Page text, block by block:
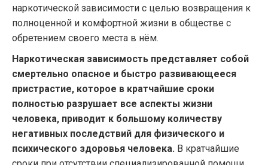
наркотической зависимости с целью возвращения к
полноценной и комфортной жизни в обществе с
обретением своего места в нём.
Наркотическая зависимость представляет собой
смертельно опасное и быстро развивающееся
пристрастие, которое в кратчайшие сроки
полностью разрушает все аспекты жизни
человека, приводит к большому количеству
негативных последствий для физического и
психического здоровья человека. В кратчайшие